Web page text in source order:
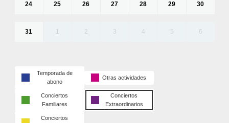
24 25 26 27 28 29 30
31 1 2 3 4 5 6
Temporada de
abono
Otras actividades
Conciertos
Familiares
Conciertos
Extraordinarios
Conciertos